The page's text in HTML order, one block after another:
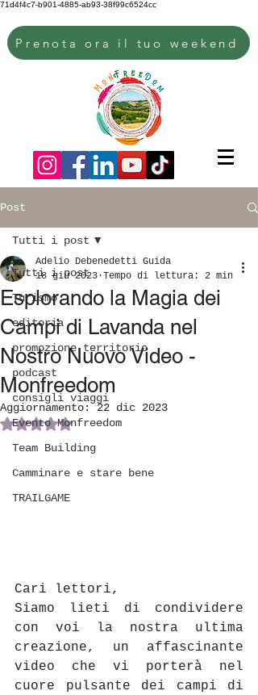
71d4f4c7-b901-4885-ab93-38f99c6524cc
Prenota ora il tuo weekend
Post
Tutti i post
Turismo
editoria
promozione territorio
podcast
consigli viaggi
Evento Monfreedom
Team Building
Camminare e stare bene
TRAILGAME
Tutti i post
Esplorando la Magia dei
Campi di Lavanda nel
Nostro Nuovo Video -
Monfreedom
Adelio Debenedetti Guida
18 giu 2023 Tempo di lettura: 2 min
Aggiornamento:22 dic 2023
Valutazione NaN stelle su 5.
Cari lettori,
Siamo lieti di condividere
con voi la nostra ultima
creazione, un affascinante
video che vi porterà nel
cuore pulsante dei campi di